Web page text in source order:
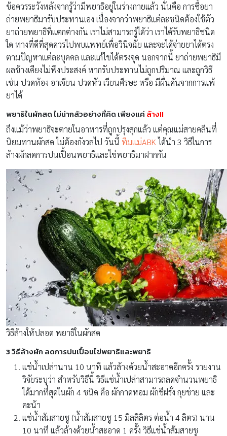
ข้อควรระวังหลังจากรู้ว่ามีพยาธิอยู่ในร่างกายแล้ว นั่นคือ การซื้อยา
ถ่ายพยาธิมารับประทานเอง เนื่องจากว่าพยาธิแต่ละชนิดต้องใช้ตัว
ยาถ่ายพยาธิที่แตกต่างกัน เราไม่สามารถรู้ได้ว่า เราได้รับพยาธิชนิด
ใด ทางที่ดีที่สุดควรไปพบแพทย์เพื่อวินิจฉัย และจะได้จ่ายยาได้ตรง
ตามปัญหาแต่ละบุคคล และแก้ไขได้ตรงจุด นอกจากนี้ ยาถ่ายพยาธิมี
ผลข้างเคียงไม่พึงประสงค์ หากรับประทานไม่ถูกปริมาณ และถูกวิธี
เช่น ปวดท้อง อาเจียน ปวดหัว เวียนศีรษะ หรือ มีผื่นคันจากการแพ้
ยาได้
พยาธิในผักสด ไม่น่ากลัวอย่างที่คิด เพียงแค่ ล้าง!!
ถึงแม้ว่าพยาธิจะตายในอาหารที่ถูกปรุงสุกแล้ว แต่คุณแม่สายคลีนที่
นิยมทานผักสด ไม่ต้องกังวลไป วันนี้ ทีมแม่ABKได้นำ 3 วิธีในการ
ล้างผักลดการปนเปื้อนพยาธิและไข่พยาธิมาฝากกัน
วิธีล้างให้ปลอด พยาธิในผักสด
3 วิธีล้างผัก ลดการปนเปื้อนไข่พยาธิและพยาธิ
แช่น้ำเปล่านาน 10 นาที แล้วล้างด้วยน้ำสะอาดอีกครั้ง รายงาน
วิจัยระบุว่า สำหรับวิธีนี้ วิธีแช่น้ำเปล่าสามารถลดจำนวนพยาธิ
ได้มากที่สุดในผัก 4 ชนิด คือ ผักกาดหอม ผักชีฝรั่ง กุยช่าย และ
คะน้า
แช่น้ำส้มสายชู (น้ำส้มสายชู 15 มิลลิลิตร ต่อน้ำ 4 ลิตร) นาน
10 นาที แล้วล้างด้วยน้ำสะอาด 1 ครั้ง วิธีแช่น้ำส้มสายชู